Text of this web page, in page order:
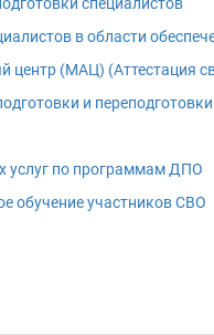
в области
центр (МАЦ) (Аттестация
и
услуг по программам ДПО
обучение участников СВО